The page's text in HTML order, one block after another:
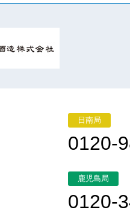
日南局
0120-
鹿児島局
0120-